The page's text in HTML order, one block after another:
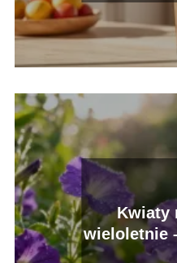
Kwiaty
wieloletnie